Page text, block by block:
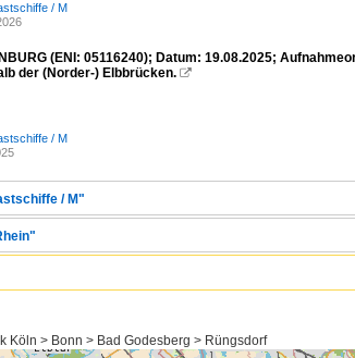
/ M
(ENI: 05116240); Datum: 19.08.2025;
der (Norder-) Elbbrücken. 
/ M
/ M"
Köln > Bonn > Bad Godesberg > Rüngsdorf